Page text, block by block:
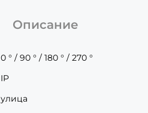
Описание
0 ° / 90 ° / 180 ° / 270 °
IP
улица